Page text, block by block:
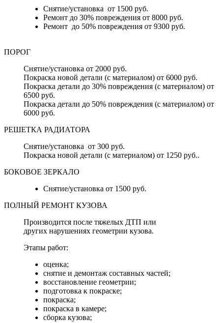
Снятие/установка от 1500 руб.
Ремонт до 30% повреждения от 8000 руб.
Ремонт до 50% повреждения от 9300 руб.
ПОРОГ
Снятие/установка от 2000 руб.
Покраска новой детали (с материалом) от 6000 руб.
Покраска детали до 30% повреждения (с материалом) от
6500 руб.
Покраска детали до 50% повреждения (с материалом) от
6000 руб.
РЕШЕТКА РАДИАТОРА
Снятие/установка от 300 руб.
Покраска новой детали (с материалом) от 1250 руб..
БОКОВОЕ ЗЕРКАЛО
Снятие/установка от 1500 руб.
ПОЛНЫЙ РЕМОНТ КУЗОВА
Производится после тяжелых ДТП или
других нарушениях геометрии кузова.
Этапы работ:
оценка;
снятие и демонтаж составных частей;
восстановление геометрии;
подготовка к покраске;
покраска;
покраска в камере;
сборка кузова;